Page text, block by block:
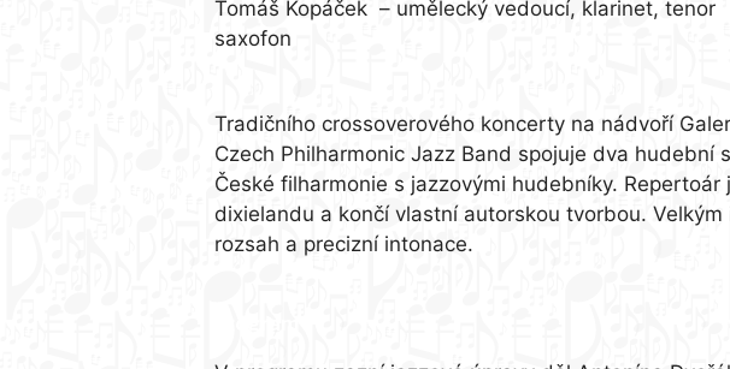
Tomáš Kopáček – umělecký vedoucí, klarinet, tenor
saxofon
Tradičního crossoverového koncerty na nádvoří
Czech Philharmonic Jazz Band spojuje dva
České filharmonie s jazzovými hudebníky.
dixielandu a končí vlastní autorskou tvorbou.
rozsah a precizní intonace.